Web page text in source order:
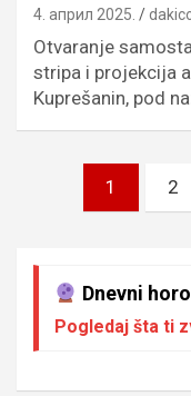
4. април 2025.
Otvaranje
stripa i projekcija
Kuprešanin, pod
Пагинација
чланака
1 2
Dnevni
Pogledaj šta ti